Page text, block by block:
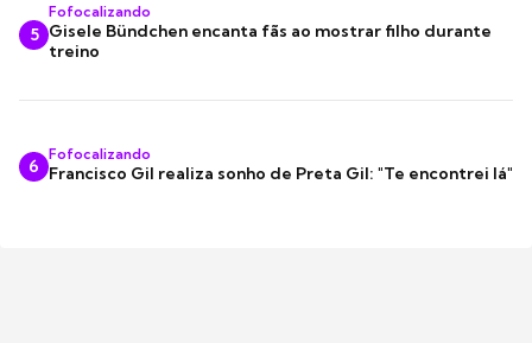
5
Fofocalizando
Gisele Bündchen encanta fãs ao mostrar filho durante
treino
6
Fofocalizando
Francisco Gil realiza sonho de Preta Gil: "Te encontrei lá"